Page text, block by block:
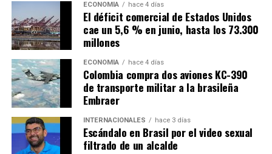
ECONOMÍA hace 4 días
El déficit comercial de Estados Unidos
cae un 5,6 % en junio, hasta los 73.300
millones
ECONOMÍA hace 4 días
Colombia compra dos aviones KC-390
de transporte militar a la brasileña
Embraer
INTERNACIONALES hace 3 días
Escándalo en Brasil por el video sexual
filtrado de un alcalde